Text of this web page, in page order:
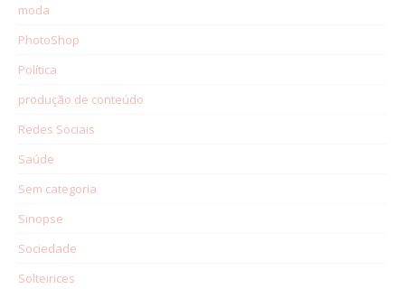
moda
PhotoShop
Política
produção de conteúdo
Redes Sociais
Saúde
Sem categoria
Sinopse
Sociedade
Solteirices